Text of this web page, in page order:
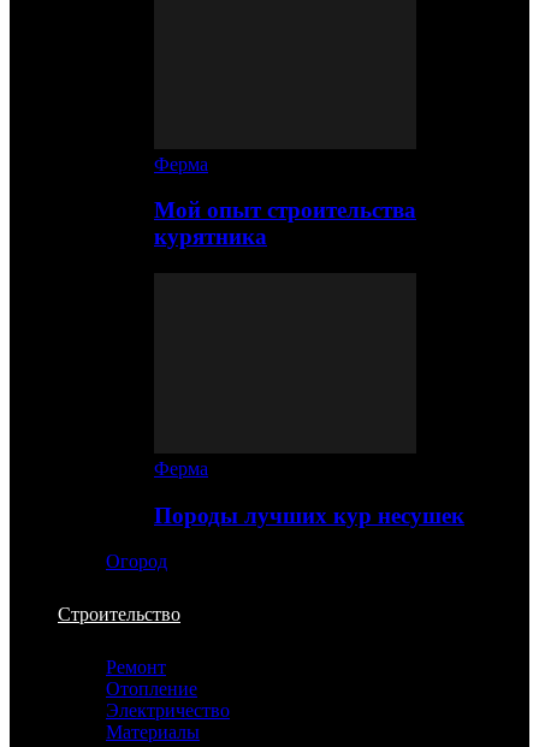
Ферма
Мой опыт строительства
курятника
Ферма
Породы лучших кур несушек
Огород
Строительство
Ремонт
Отопление
Электричество
Материалы